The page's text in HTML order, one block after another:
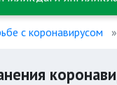
с коронавирусом